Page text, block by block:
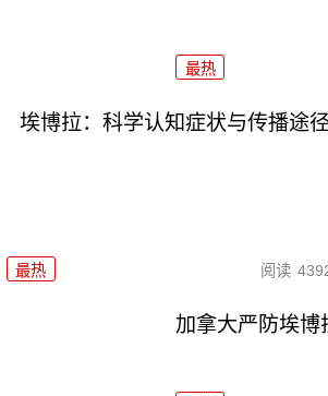
最热
埃博拉：科学认知症状与传播途径
最热 阅读
加拿大严防埃博